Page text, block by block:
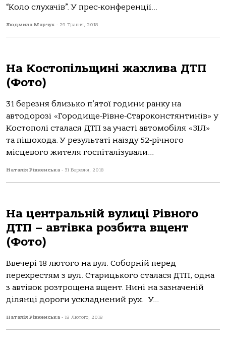
“Коло слухачів”. У прес-конференції...
Людмила Марчук - 29 Травня, 2018
На Костопільщині жахлива ДТП
(Фото)
31 березня близько п’ятої години ранку на
автодорозі «Городище-Рівне-Староконстянтинів» у
Костополі сталася ДТП за участі автомобіля «ЗІЛ»
та пішохода. У результаті наїзду 52-річного
місцевого жителя госпіталізували...
Наталія Рівненська - 31 Березня, 2018
На центральній вулиці Рівного
ДТП – автівка розбита вщент
(Фото)
Ввечері 18 лютого на вул. Соборній перед
перехрестям з вул. Старицького сталася ДТП, одна
з автівок розтрощена вщент. Нині на зазначеній
ділянці дороги ускладнений рух. У...
Наталія Рівненська - 18 Лютого, 2018